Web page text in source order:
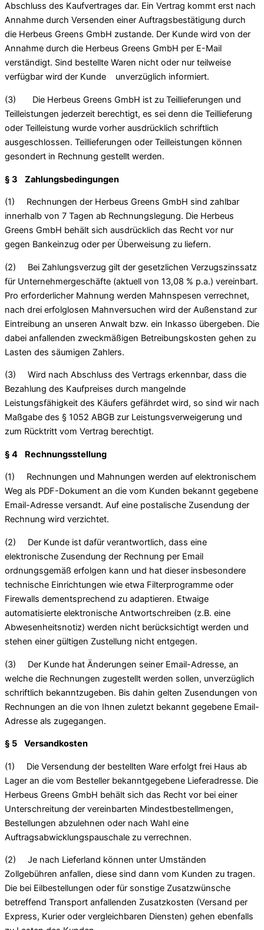
Abschluss des Kaufvertrages dar. Ein Vertrag kommt erst nach
Annahme durch Versenden einer Auftragsbestätigung durch
die Herbeus Greens GmbH zustande. Der Kunde wird von der
Annahme durch die Herbeus Greens GmbH per E-Mail
verständigt. Sind bestellte Waren nicht oder nur teilweise
verfügbar wird der Kunde unverzüglich informiert.
(3) Die Herbeus Greens GmbH ist zu Teillieferungen und
Teilleistungen jederzeit berechtigt, es sei denn die Teillieferung
oder Teilleistung wurde vorher ausdrücklich schriftlich
ausgeschlossen. Teillieferungen oder Teilleistungen können
gesondert in Rechnung gestellt werden.
§ 3 Zahlungsbedingungen
(1) Rechnungen der Herbeus Greens GmbH sind zahlbar
innerhalb von 7 Tagen ab Rechnungslegung. Die Herbeus
Greens GmbH behält sich ausdrücklich das Recht vor nur
gegen Bankeinzug oder per Überweisung zu liefern.
(2) Bei Zahlungsverzug gilt der gesetzlichen Verzugszinssatz
für Unternehmergeschäfte (aktuell von 13,08 % p.a.) vereinbart.
Pro erforderlicher Mahnung werden Mahnspesen verrechnet,
nach drei erfolglosen Mahnversuchen wird der Außenstand zur
Eintreibung an unseren Anwalt bzw. ein Inkasso übergeben. Die
dabei anfallenden zweckmäßigen Betreibungskosten gehen zu
Lasten des säumigen Zahlers.
(3) Wird nach Abschluss des Vertrags erkennbar, dass die
Bezahlung des Kaufpreises durch mangelnde
Leistungsfähigkeit des Käufers gefährdet wird, so sind wir nach
Maßgabe des § 1052 ABGB zur Leistungsverweigerung und
zum Rücktritt vom Vertrag berechtigt.
§ 4 Rechnungsstellung
(1) Rechnungen und Mahnungen werden auf elektronischem
Weg als PDF-Dokument an die vom Kunden bekannt gegebene
Email-Adresse versandt. Auf eine postalische Zusendung der
Rechnung wird verzichtet.
(2) Der Kunde ist dafür verantwortlich, dass eine
elektronische Zusendung der Rechnung per Email
ordnungsgemäß erfolgen kann und hat dieser insbesondere
technische Einrichtungen wie etwa Filterprogramme oder
Firewalls dementsprechend zu adaptieren. Etwaige
automatisierte elektronische Antwortschreiben (z.B. eine
Abwesenheitsnotiz) werden nicht berücksichtigt werden und
stehen einer gültigen Zustellung nicht entgegen.
(3) Der Kunde hat Änderungen seiner Email-Adresse, an
welche die Rechnungen zugestellt werden sollen, unverzüglich
schriftlich bekanntzugeben. Bis dahin gelten Zusendungen von
Rechnungen an die von Ihnen zuletzt bekannt gegebene Email-
Adresse als zugegangen.
§ 5 Versandkosten
(1) Die Versendung der bestellten Ware erfolgt frei Haus ab
Lager an die vom Besteller bekanntgegebene Lieferadresse. Die
Herbeus Greens GmbH behält sich das Recht vor bei einer
Unterschreitung der vereinbarten Mindestbestellmengen,
Bestellungen abzulehnen oder nach Wahl eine
Auftragsabwicklungspauschale zu verrechnen.
(2) Je nach Lieferland können unter Umständen
Zollgebühren anfallen, diese sind dann vom Kunden zu tragen.
Die bei Eilbestellungen oder für sonstige Zusatzwünsche
betreffend Transport anfallenden Zusatzkosten (Versand per
Express, Kurier oder vergleichbaren Diensten) gehen ebenfalls